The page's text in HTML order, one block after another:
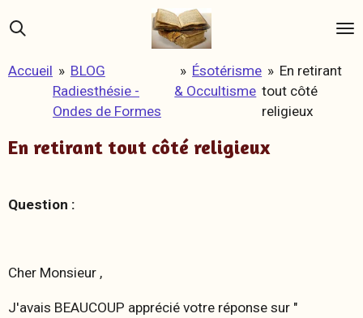
Passer
au
principal
Accueil » BLOG
Radiesthésie -
Ondes de Formes
» Ésotérisme
& Occultisme
» En retirant
tout côté
religieux
En retirant tout côté religieux
Question :
Cher Monsieur ,
J'avais BEAUCOUP apprécié votre réponse sur "